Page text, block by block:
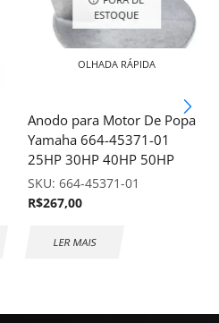
ESTOQUE
OLHADA RÁPIDA
Anodo para Motor De Popa
Yamaha 664-45371-01
25HP 30HP 40HP 50HP
SKU: 664-45371-01
R$267,00
LER MAIS